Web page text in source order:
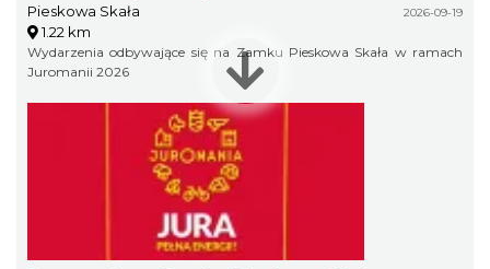
Pieskowa Skała 2026-09-19
1.22 km
Wydarzenia odbywające się na Zamku Pieskowa Skała w ramach
Juromanii 2026